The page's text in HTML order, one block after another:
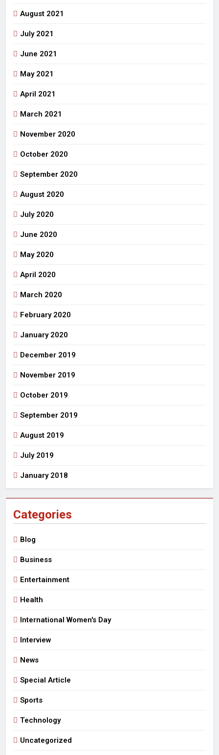
August 2021
July 2021
June 2021
May 2021
April 2021
March 2021
November 2020
October 2020
September 2020
August 2020
July 2020
June 2020
May 2020
April 2020
March 2020
February 2020
January 2020
December 2019
November 2019
October 2019
September 2019
August 2019
July 2019
January 2018
Categories
Blog
Business
Entertainment
Health
International Women's Day
Interview
News
Special Article
Sports
Technology
Uncategorized